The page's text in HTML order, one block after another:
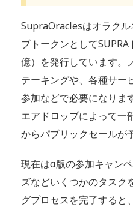
SupraOraclesはオラク
ブトークンとして
億）を発行しています。
テーキングや、各種サー
参加などで必要になりま
エアドロップによって一
からパブリックセールが
現在はα版の参加キャン
ズなどいくつかのタスク
グプロセスを完了すると